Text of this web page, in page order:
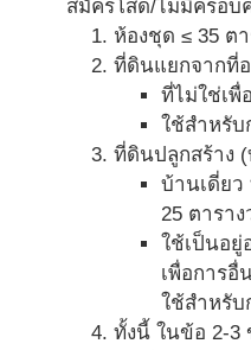
สมัครโสด/ไม่มีครอบ
ห้องชุด ≤ 35 ต
ที่ดินแยกจากที่
ที่ไม่ใช่เพื่
ใช้สำหรับ
ที่ดินปลูกสร้าง
บ้านเดี่ยว
25 ตาราง
ใช้เป็นอ
เพื่อการอื่
ใช้สำหรับ
ทั้งนี้ ในข้อ 2-3